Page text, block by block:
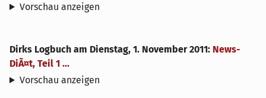
Vorschau anzeigen
Dirks Logbuch am Dienstag, 1. November 2011: News-
DiÃ¤t, Teil 1 ...
Vorschau anzeigen